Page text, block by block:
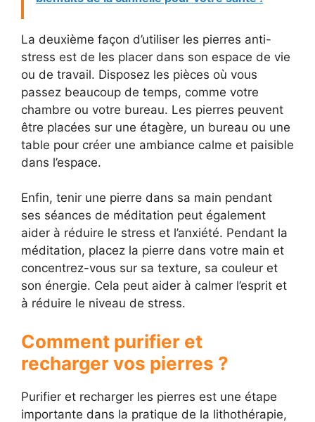
La deuxième façon d’utiliser les pierres anti-
stress est de les placer dans son espace de vie
ou de travail. Disposez les pièces où vous
passez beaucoup de temps, comme votre
chambre ou votre bureau. Les pierres peuvent
être placées sur une étagère, un bureau ou une
table pour créer une ambiance calme et paisible
dans l’espace.
Enfin, tenir une pierre dans sa main pendant
ses séances de méditation peut également
aider à réduire le stress et l’anxiété. Pendant la
méditation, placez la pierre dans votre main et
concentrez-vous sur sa texture, sa couleur et
son énergie. Cela peut aider à calmer l’esprit et
à réduire le niveau de stress.
Comment purifier et
recharger vos pierres ?
Purifier et recharger les pierres est une étape
importante dans la pratique de la lithothérapie,